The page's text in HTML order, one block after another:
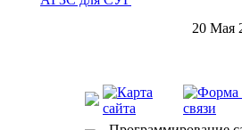
20 Мая